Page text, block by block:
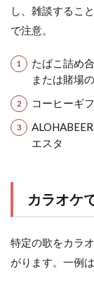
し、雑談するこ
で注意。
たばこ詰め
または賭場
コーヒーギ
エスタ
カラオケ
特定の歌をカラ
がります。一例